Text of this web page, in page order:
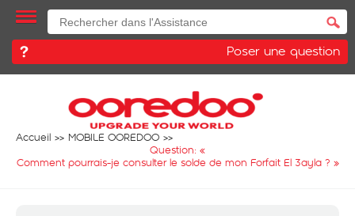
Poser une question
Accueil
MOBILE OOREDOO
Question: «
Comment pourrais-je consulter le solde de mon Forfait El 3ayla ? »